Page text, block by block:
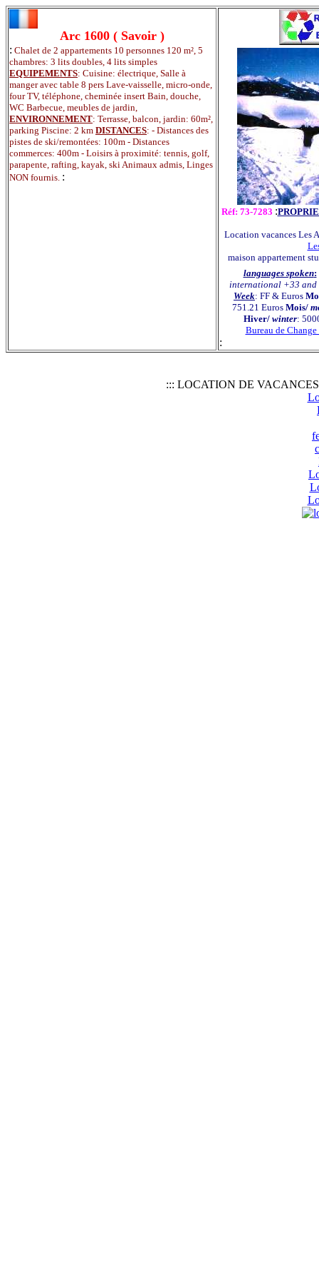
Arc 1600 ( Savoir )
: Chalet de 2 appartements 10 personnes 120 m², 5
chambres: 3 lits doubles, 4 lits simples
EQUIPEMENTS: Cuisine: électrique, Salle à
manger avec table 8 pers Lave-vaisselle, micro-onde,
four TV, téléphone, cheminée insert Bain, douche,
WC Barbecue, meubles de jardin,
ENVIRONNEMENT: Terrasse, balcon, jardin: 60m²,
parking Piscine: 2 km DISTANCES: - Distances des
pistes de ski/remontées: 100m - Distances
commerces: 400m - Loisirs à proximité: tennis, golf,
parapente, rafting, kayak, ski Animaux admis, Linges
NON fournis. :
Réf: 73-7283 :
Location vacances Les
maison appartement
languages spoken:
international +33 and
Week: FF & Euros
751.21 Euros Mois/
Hiver/winter:
Bureau de
:
::: LOCATION DE